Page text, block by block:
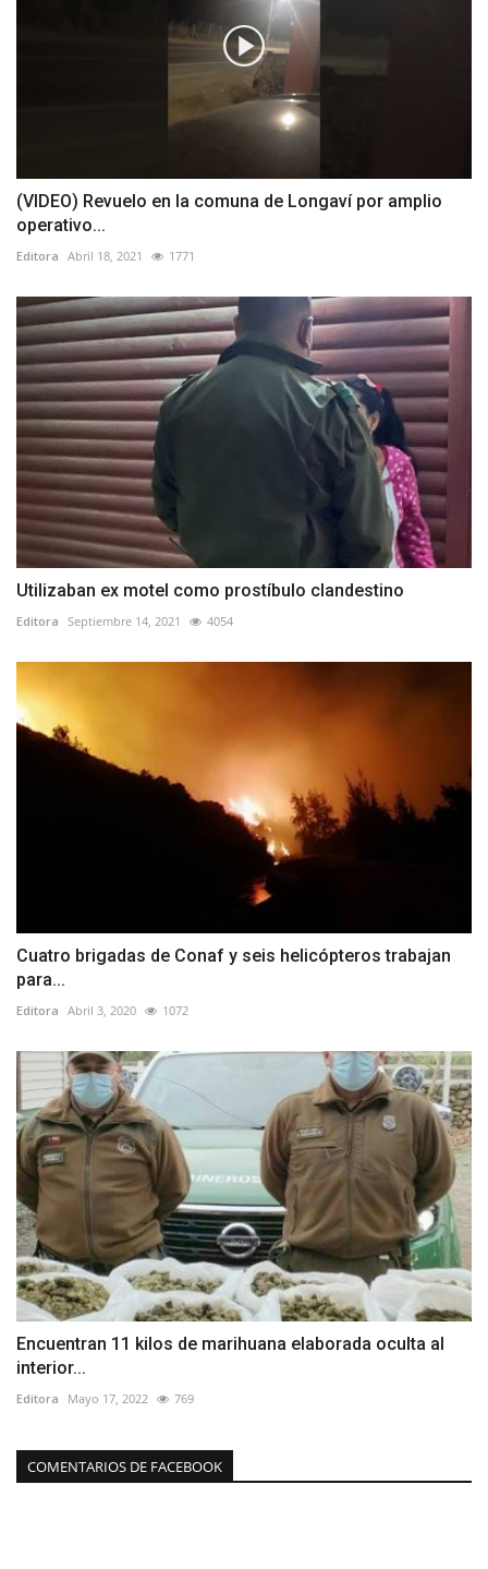
(VIDEO) Revuelo en la comuna de Longaví por amplio
operativo...
Editora Abril 18, 2021 1771
Utilizaban ex motel como prostíbulo clandestino
Editora Septiembre 14, 2021 4054
Cuatro brigadas de Conaf y seis helicópteros trabajan
para...
Editora Abril 3, 2020 1072
Encuentran 11 kilos de marihuana elaborada oculta al
interior...
Editora Mayo 17, 2022 769
COMENTARIOS DE FACEBOOK